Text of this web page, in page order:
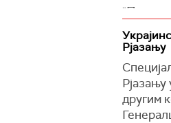
"Русија
да
Рјазању
Рјазању
другим